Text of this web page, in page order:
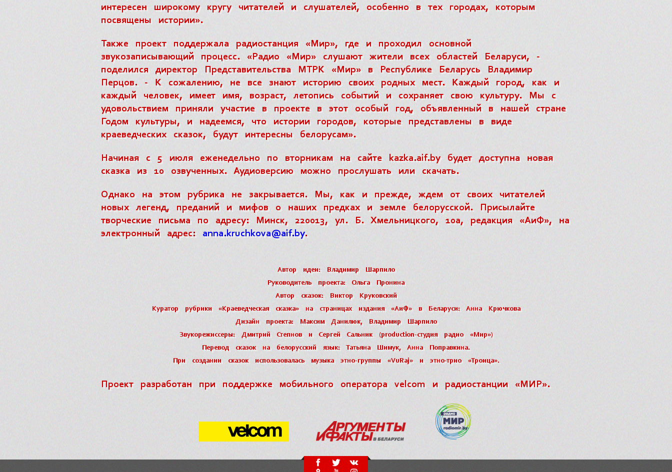
интересен широкому кругу читателей и слушателей, особенно в тех городах, которым
посвящены истории».
Также проект поддержала радиостанция «Мир», где и проходил основной
звукозаписывающий процесс. «Радио «Мир» слушают жители всех областей Беларуси, -
поделился директор Представительства МТРК «Мир» в Республике Беларусь Владимир
Перцов. - К сожалению, не все знают историю своих родных мест. Каждый город, как и
каждый человек, имеет имя, возраст, летопись событий и сохраняет свою культуру. Мы с
удовольствием приняли участие в проекте в этот особый год, объявленный в нашей стране
Годом культуры, и надеемся, что истории городов, которые представлены в виде
краеведческих сказок, будут интересны белорусам».
Начиная с 5 июля еженедельно по вторникам на сайте kazka.aif.by будет доступна новая
сказка из 10 озвученных. Аудиоверсию можно прослушать или скачать.
Однако на этом рубрика не закрывается. Мы, как и прежде, ждем от своих читателей
новых легенд, преданий и мифов о наших предках и земле белорусской. Присылайте
творческие письма по адресу: Минск, 220013, ул. Б. Хмельницкого, 10а, редакция «АиФ», на
электронный адрес: anna.kruchkova@aif.by.
Автор идеи: Владимир Шарпило
Руководитель проекта: Ольга Пронина
Автор сказок: Виктор Круковский
Куратор рубрики «Краеведческая сказка» на страницах издания «АиФ» в Беларуси: Анна Крючкова
Дизайн проекта: Максим Данилюк, Владимир Шарпило
Звукорежиссеры: Дмитрий Степнов и Сергей Сальник (production-студия радио «Мир»)
Перевод сказок на белорусский язык: Татьяна Шимук, Анна Поправкина.
При создании сказок использовалась музыка этно-группы «VuRaj» и этно-трио «Троица».
Проект разработан при поддержке мобильного оператора velcom и радиостанции «МИР».